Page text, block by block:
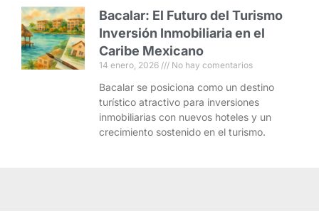
Bacalar: El Futuro del Turismo
Inversión Inmobiliaria en el
Caribe Mexicano
14 enero, 2026 No hay comentarios
Bacalar se posiciona como un destino
turístico atractivo para inversiones
inmobiliarias con nuevos hoteles y un
crecimiento sostenido en el turismo.